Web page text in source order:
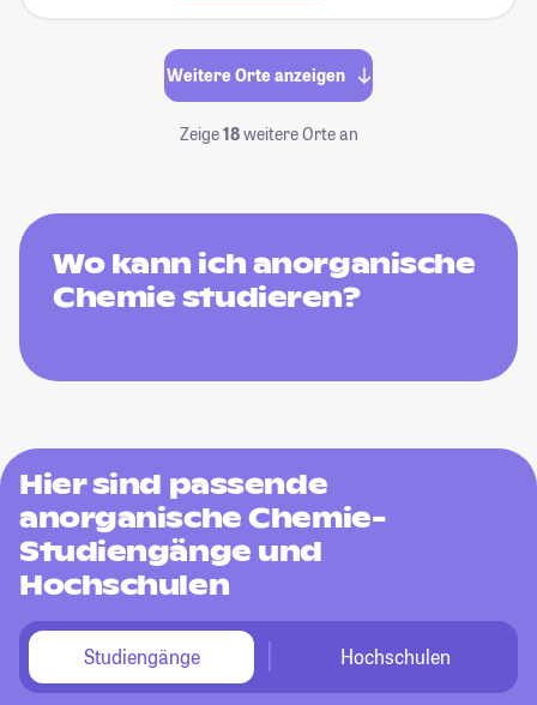
Weitere Orte anzeigen
Zeige18weitere Orte an
Wo kann ich anorganische
Chemie studieren?
Hier sind passende
anorganische Chemie-
Studiengänge und
Hochschulen
Studiengänge Hochschulen